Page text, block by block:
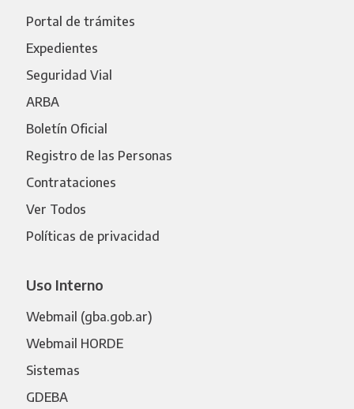
Portal de trámites
Expedientes
Seguridad Vial
ARBA
Boletín Oficial
Registro de las Personas
Contrataciones
Ver Todos
Políticas de privacidad
Uso Interno
Webmail (gba.gob.ar)
Webmail HORDE
Sistemas
GDEBA